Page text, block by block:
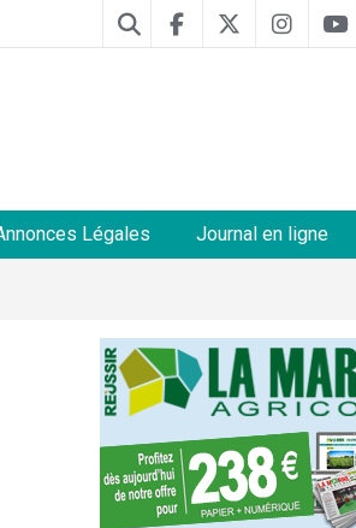
Légales Journal en ligne